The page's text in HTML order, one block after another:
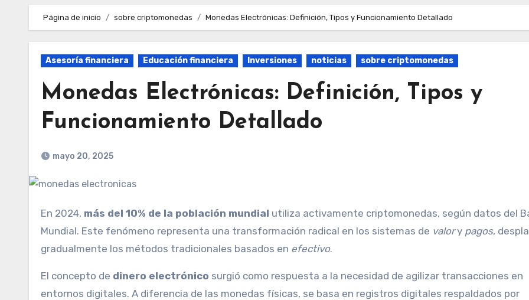
Página de inicio sobre criptomonedas Monedas Electrónicas: Definición, Tipos y Funcionamiento Detallado
Asesoría financiera Educación financiera Inversiones noticias sobre criptomonedas
Monedas Electrónicas: Definición, Tipos y
Funcionamiento Detallado
mayo 20, 2025
En 2024, más del 10% de la población mundial utiliza activamente criptomonedas, según datos del
Mundial. Este fenómeno representa una transformación radical en los sistemas de valory pagos,
gradualmente los métodos tradicionales basados en efectivo.
El concepto de dinero electrónico surgió como respuesta a la necesidad de agilizar transacciones en
entornos digitales. A diferencia de las monedas físicas, se basa en registros digitales respaldados por